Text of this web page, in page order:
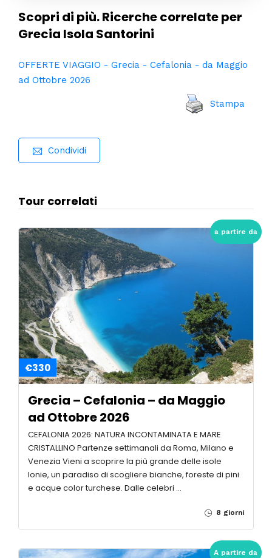
Scopri di più. Ricerche correlate per
Grecia Isola Santorini
OFFERTE VIAGGIO - Grecia - Cefalonia - da Maggio
ad Ottobre 2026
Stampa
Condividi
Tour correlati
a partire da
€330
Grecia – Cefalonia – da Maggio
ad Ottobre 2026
CEFALONIA 2026: NATURA INCONTAMINATA E MARE
CRISTALLINO Partenze settimanali da Roma, Milano e
Venezia Vieni a scoprire la più grande delle isole
Ionie, un paradiso di scogliere bianche, foreste di pini
e acque color turchese. Dalle celebri …
8 giorni
A partire da